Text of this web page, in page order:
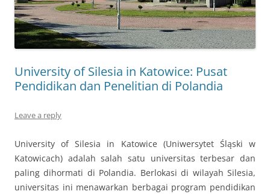
University of Silesia in Katowice: Pusat
Pendidikan dan Penelitian di Polandia
Leave a reply
University of Silesia in Katowice (Uniwersytet Śląski w
Katowicach) adalah salah satu universitas terbesar dan
paling dihormati di Polandia. Berlokasi di wilayah Silesia,
universitas ini menawarkan berbagai program pendidikan